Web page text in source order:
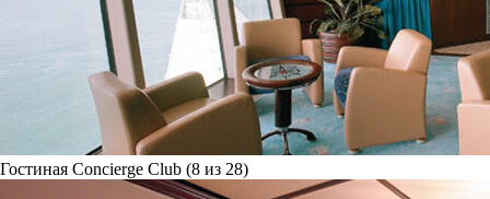
Гостиная Concierge Club (8 из 28)